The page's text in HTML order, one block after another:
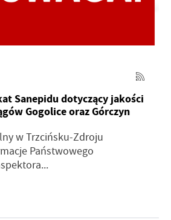
Sanepidu dotyczący jakości
Gogolice oraz Górczyn
w Trzcińsku-Zdroju
Państwowego